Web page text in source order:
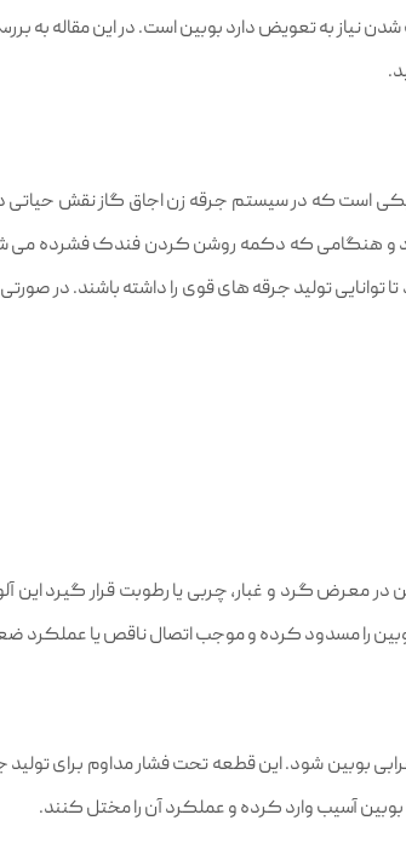
نیاز به تعویض دارد بوبین است. در این مقاله به
است که در سیستم جرقه‌ زن اجاق گاز نقش حیاتی
و هنگامی که دکمه روشن کردن فندک فشرده می‌
تولید جرقه‌ های قوی را داشته باشند. در صورتی
معرض گرد و غبار، چربی یا رطوبت قرار گیرد این
بوبین را مسدود کرده و موجب اتصال ناقص یا عملکرد
بوبین شود. این قطعه تحت فشار مداوم برای
آسیب وارد کرده و عملکرد آن را مختل کنند.